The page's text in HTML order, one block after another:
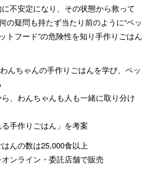
不安定になり、その状態から救って
の疑問も持たず当たり前のように“ペッ
トフード”の危険性を知り手作りごはん
んちゃんの手作りごはんを学び、ペッ
、わんちゃんも人も一緒に取り分け
る手作りごはん」を考案
んの数は25,000食以上
ンライン・委託店舗で販売